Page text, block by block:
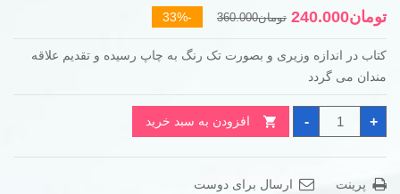
تومان360.000قیمت
تومان360.000
تومان240.000
قیمت
تومان240.000
کتاب در اندازه وزیری و بصورت تک رنگ به چاپ رسیده و تقدیم علاقه
مندان می گردد
-
کتاب
The
TKT
teaching
test
+ افزودن به سبد خرید
پرینت ارسال برای دوست